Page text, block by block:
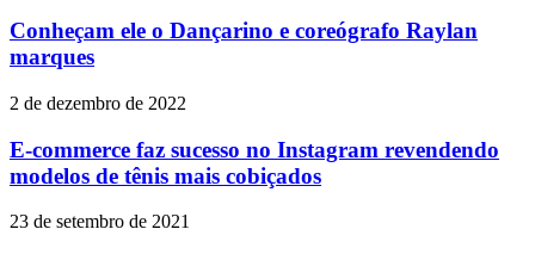
Conheçam ele o Dançarino e coreógrafo Raylan
marques
2 de dezembro de 2022
E-commerce faz sucesso no Instagram revendendo
modelos de tênis mais cobiçados
23 de setembro de 2021